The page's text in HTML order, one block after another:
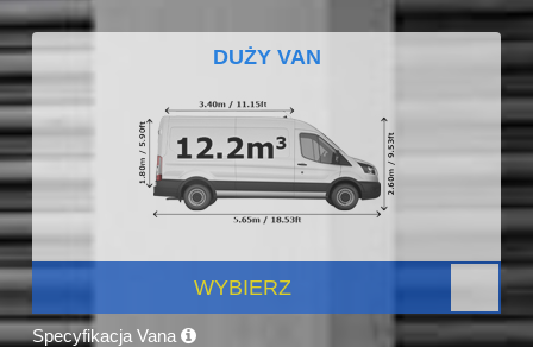
DUŻY VAN
WYBIERZ
Specyfikacja Vana